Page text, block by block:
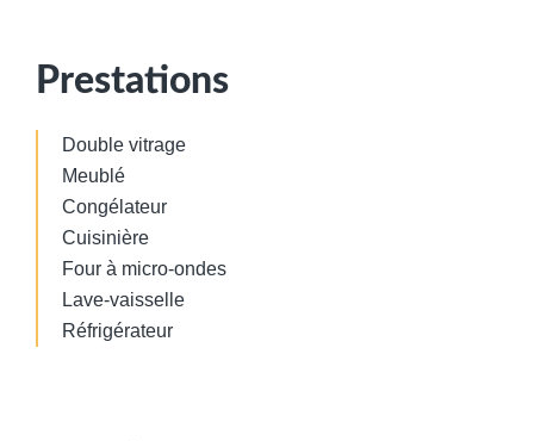
Prestations
Double vitrage
Meublé
Congélateur
Cuisinière
Four à micro-ondes
Lave-vaisselle
Réfrigérateur